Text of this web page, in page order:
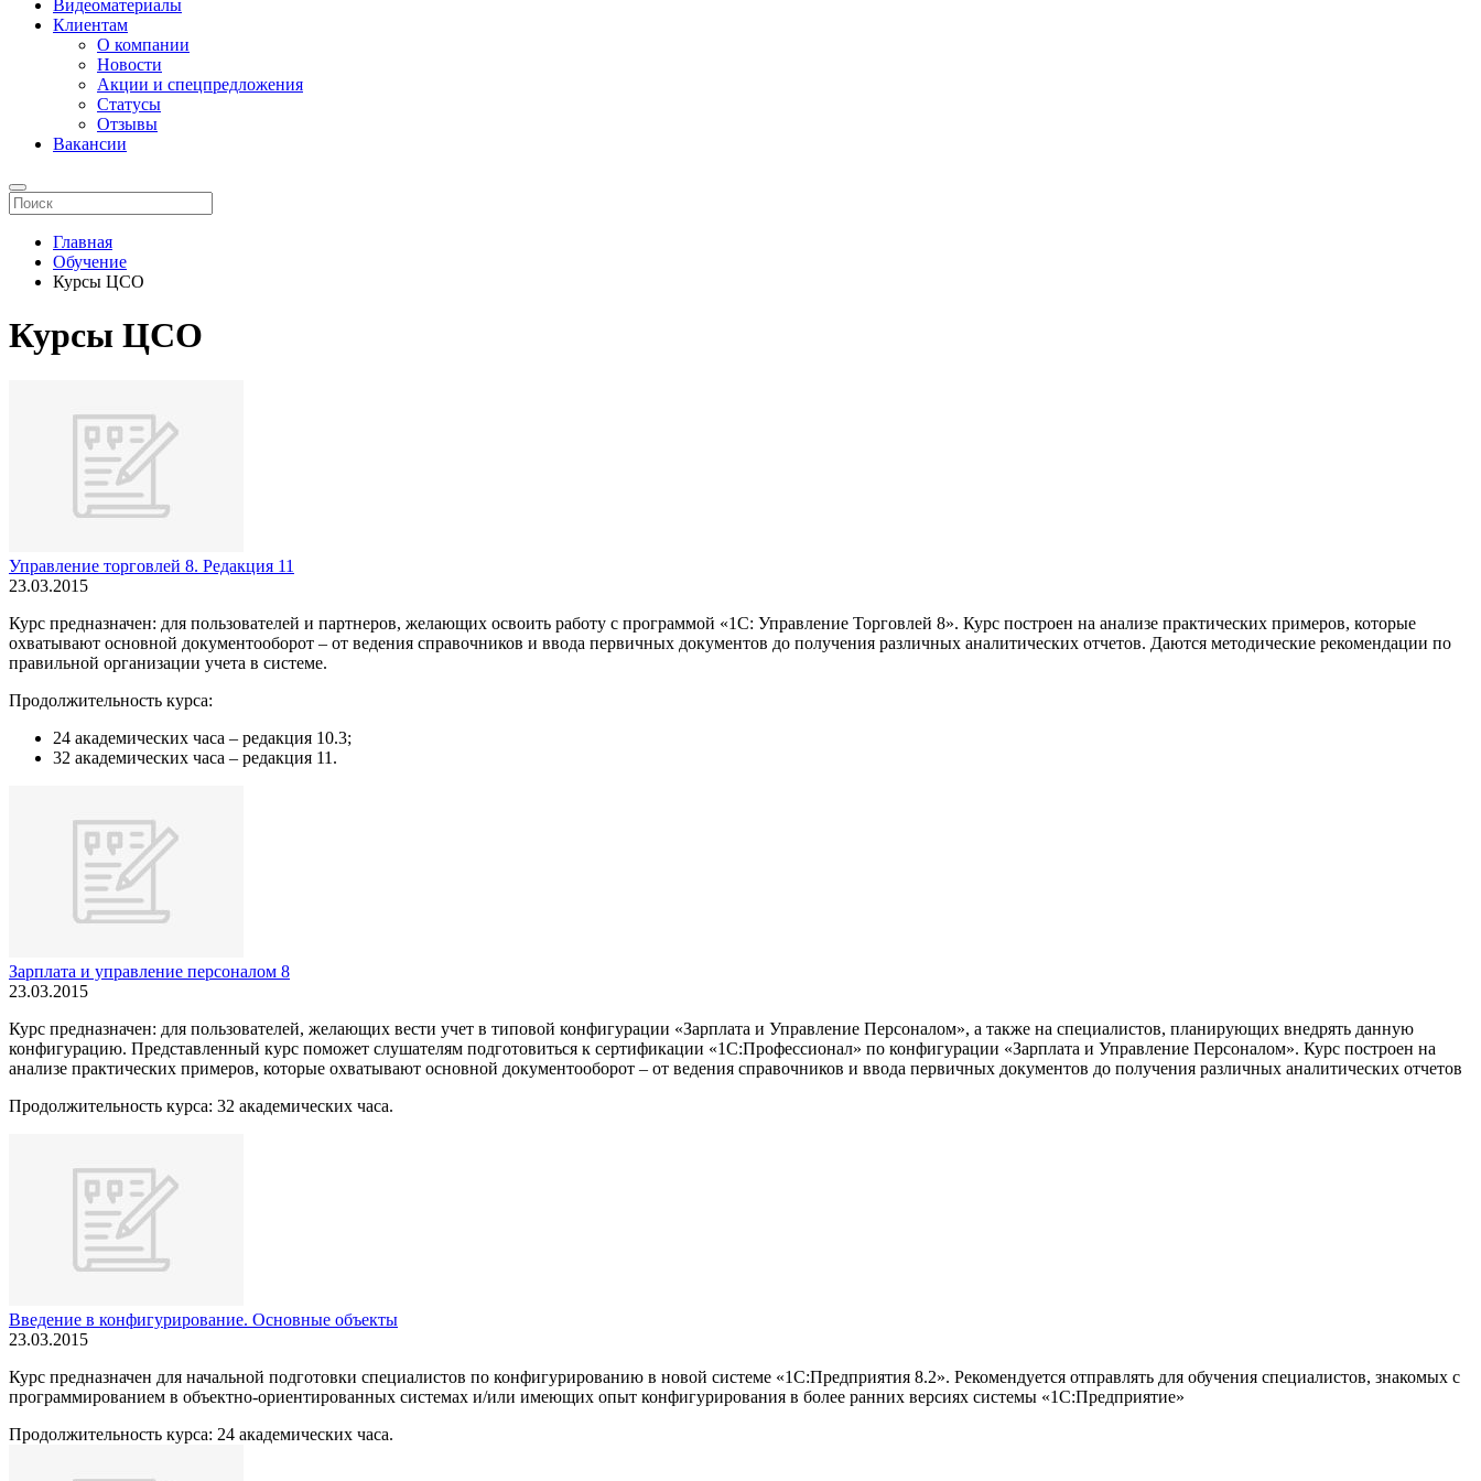
Видеоматериалы
Клиентам
О компании
Новости
Акции и спецпредложения
Статусы
Отзывы
Вакансии
Главная
Обучение
Курсы ЦСО
Курсы ЦСО
Управление торговлей 8. Редакция 11
23.03.2015
Курс предназначен: для пользователей и партнеров, желающих освоить работу с программой «1С: Управление Торговлей 8». Курс построен на анализе практических примеров, которые
охватывают основной документооборот – от ведения справочников и ввода первичных документов до получения различных аналитических отчетов. Даются методические рекомендации по
правильной организации учета в системе.
Продолжительность курса:
24 академических часа – редакция 10.3;
32 академических часа – редакция 11.
Зарплата и управление персоналом 8
23.03.2015
Курс предназначен: для пользователей, желающих вести учет в типовой конфигурации «Зарплата и Управление Персоналом», а также на специалистов, планирующих внедрять данную
конфигурацию. Представленный курс поможет слушателям подготовиться к сертификации «1С:Профессионал» по конфигурации «Зарплата и Управление Персоналом». Курс построен на
анализе практических примеров, которые охватывают основной документооборот – от ведения справочников и ввода первичных документов до получения различных аналитических отчетов
Продолжительность курса: 32 академических часа.
Введение в конфигурирование. Основные объекты
23.03.2015
Курс предназначен для начальной подготовки специалистов по конфигурированию в новой системе «1С:Предприятия 8.2». Рекомендуется отправлять для обучения специалистов, знакомых с
программированием в объектно-ориентированных системах и/или имеющих опыт конфигурирования в более ранних версиях системы «1С:Предприятие»
Продолжительность курса: 24 академических часа.